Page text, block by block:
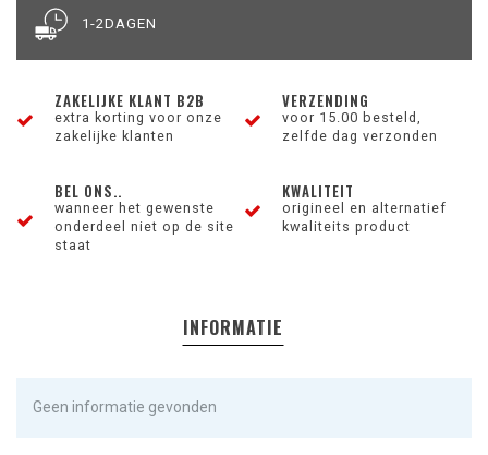
1-2DAGEN
ZAKELIJKE KLANT B2B
extra korting voor onze
zakelijke klanten
VERZENDING
voor 15.00 besteld,
zelfde dag verzonden
BEL ONS..
wanneer het gewenste
onderdeel niet op de site
staat
KWALITEIT
origineel en alternatief
kwaliteits product
INFORMATIE
Geen informatie gevonden